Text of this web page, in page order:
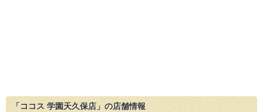
「ココス 学園天久保店」の店舗情報